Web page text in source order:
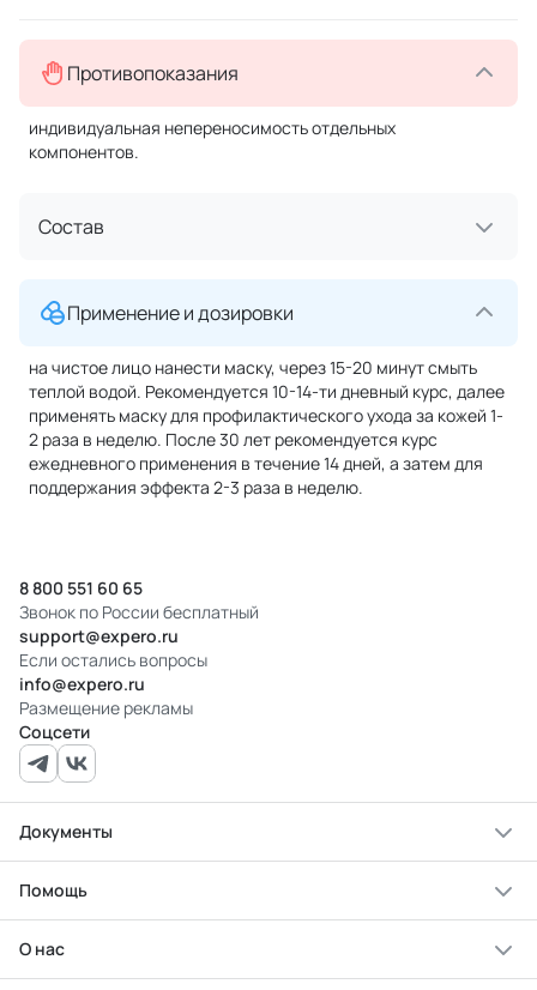
Противопоказания
индивидуальная непереносимость отдельных
компонентов.
Состав
Применение и дозировки
на чистое лицо нанести маску, через 15-20 минут смыть
теплой водой. Рекомендуется 10-14-ти дневный курс, далее
применять маску для профилактического ухода за кожей 1-
2 раза в неделю. После 30 лет рекомендуется курс
ежедневного применения в течение 14 дней, а затем для
поддержания эффекта 2-3 раза в неделю.
8 800 551 60 65
Звонок по России бесплатный
support@expero.ru
Если остались вопросы
info@expero.ru
Размещение рекламы
Соцсети
Документы
Помощь
О нас